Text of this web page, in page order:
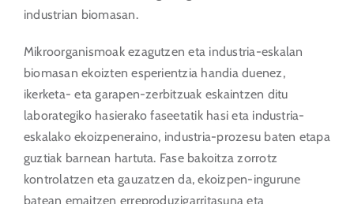
industrian biomasan.
Mikroorganismoak ezagutzen eta industria-eskalan
biomasan ekoizten esperientzia handia duenez,
ikerketa- eta garapen-zerbitzuak eskaintzen ditu
laborategiko hasierako faseetatik hasi eta industria-
eskalako ekoizpeneraino, industria-prozesu baten etapa
guztiak barnean hartuta. Fase bakoitza zorrotz
kontrolatzen eta gauzatzen da, ekoizpen-ingurune
batean emaitzen erreproduzigarritasuna eta